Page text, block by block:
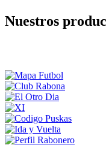
Nuestros